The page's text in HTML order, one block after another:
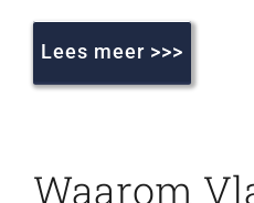
Lees meer >>>
Waarom